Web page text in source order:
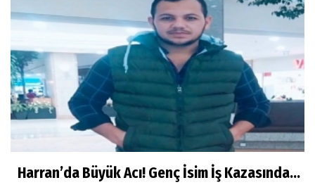
Harran’da Büyük Acı! Genç İsim İş Kazasında...